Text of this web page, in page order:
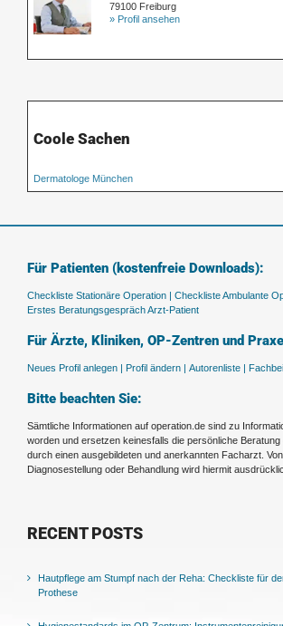
79100 Freiburg
» Profil ansehen
Coole Sachen
Dermatologe München
Für Patienten (kostenfreie Downloads):
Checkliste Stationäre Operation | Checkliste Ambulante
Erstes Beratungsgespräch Arzt-Patient
Für Ärzte, Kliniken, OP-Zentren und
Neues Profil anlegen | Profil ändern | Autorenliste |
Bitte beachten Sie:
Sämtliche Informationen auf operation.de sind zu
worden und ersetzen keinesfalls die persönliche Beratung
durch einen ausgebildeten und anerkannten Facharzt.
Diagnosestellung oder Behandlung wird hiermit
RECENT POSTS
Hautpflege am Stumpf nach der Reha: Checkliste für
Prothese